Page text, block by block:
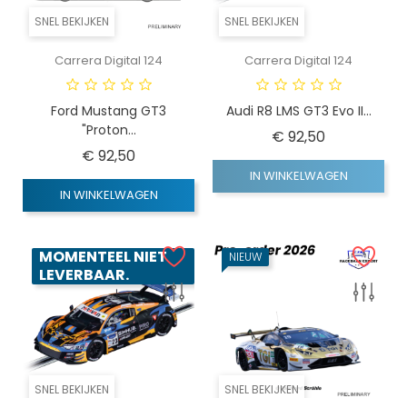
SNEL BEKIJKEN
Carrera Digital 124
Ford Mustang GT3
"Proton...
€ 92,50
IN WINKELWAGEN
SNEL BEKIJKEN
Carrera Digital 124
Audi R8 LMS GT3 Evo II...
€ 92,50
IN WINKELWAGEN
SNEL BEKIJKEN
MOMENTEEL NIET
LEVERBAAR.
SNEL BEKIJKEN
NIEUW